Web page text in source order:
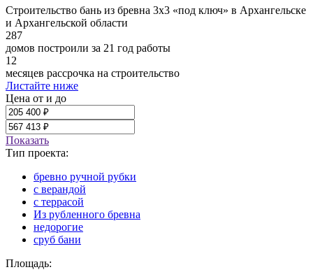
Строительство бань из бревна 3х3 «под ключ» в Архангельске
и Архангельской области
287
домов построили за 21 год работы
12
месяцев рассрочка на строительство
Листайте ниже
Цена от и до
Показать
Тип проекта:
бревно ручной рубки
с верандой
с террасой
Из рубленного бревна
недорогие
сруб бани
Площадь: